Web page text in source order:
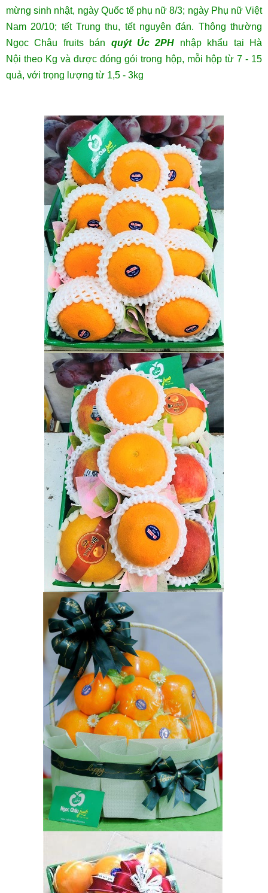
mừng sinh nhật, ngày Quốc tế phụ nữ 8/3; ngày Phụ nữ Việt
Nam 20/10; tết Trung thu, tết nguyên đán. Thông thường
Ngọc Châu fruits bán quýt Úc 2PH nhập khẩu tại Hà
Nội theo Kg và được đóng gói trong hộp, mỗi hộp từ 7 - 15
quả, với trọng lượng từ 1,5 - 3kg